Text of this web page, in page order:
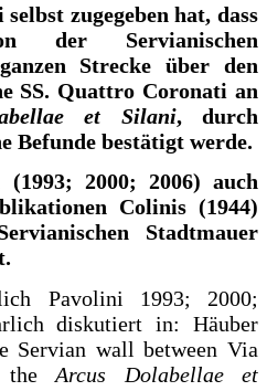
zugegeben hat, dass
der Servianischen
Strecke über den
SS. Quattro Coronati an
et Silani, durch
Befunde bestätigt werde.
2000; 2006) auch
Colinis (1944)
Stadtmauer
Pavolini 1993; 2000;
diskutiert in: Häuber
Servian wall between Via
the Arcus Dolabellae et